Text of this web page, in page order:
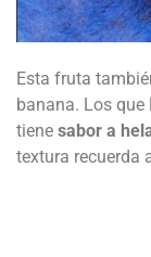
Esta fruta
banana. Los
tiene sabor a
textura recuerda